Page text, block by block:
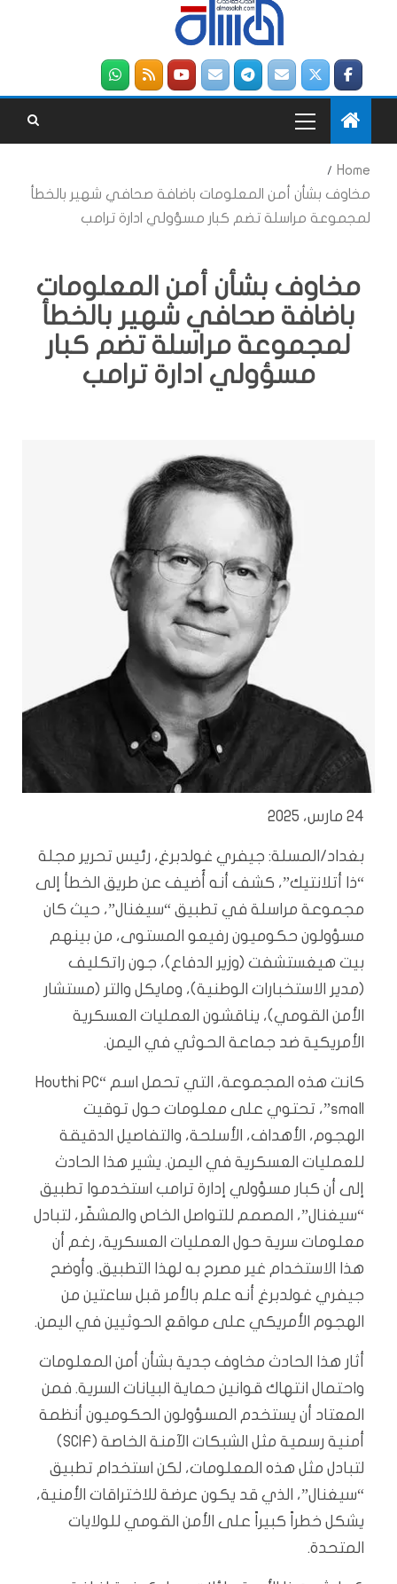
Home
مخاوف بشأن أمن المعلومات باضافة صحافي شهير بالخطأ
لمجموعة مراسلة تضم كبار مسؤولي ادارة ترامب
مخاوف بشأن أمن المعلومات
باضافة صحافي شهير بالخطأ
لمجموعة مراسلة تضم كبار
مسؤولي ادارة ترامب
24 مارس، 2025
بغداد/المسلة: جيفري غولدبرغ، رئيس تحرير مجلة
“ذا أتلانتيك”، كشف أنه أُضيف عن طريق الخطأ إلى
مجموعة مراسلة في تطبيق “سيغنال”، حيث كان
مسؤولون حكوميون رفيعو المستوى، من بينهم
بيت هيغستشفت (وزير الدفاع)، جون راتكليف
(مدير الاستخبارات الوطنية)، ومايكل والتر (مستشار
الأمن القومي)، يناقشون العمليات العسكرية
الأمريكية ضد جماعة الحوثي في اليمن.
كانت هذه المجموعة، التي تحمل اسم “Houthi PC
small”، تحتوي على معلومات حول توقيت
الهجوم، الأهداف، الأسلحة، والتفاصيل الدقيقة
للعمليات العسكرية في اليمن. يشير هذا الحادث
إلى أن كبار مسؤولي إدارة ترامب استخدموا تطبيق
“سيغنال”، المصمم للتواصل الخاص والمشفّر، لتبادل
معلومات سرية حول العمليات العسكرية، رغم أن
هذا الاستخدام غير مصرح به لهذا التطبيق. وأوضح
جيفري غولدبرغ أنه علم بالأمر قبل ساعتين من
الهجوم الأمريكي على مواقع الحوثيين في اليمن.
أثار هذا الحادث مخاوف جدية بشأن أمن المعلومات
واحتمال انتهاك قوانين حماية البيانات السرية. فمن
المعتاد أن يستخدم المسؤولون الحكوميون أنظمة
أمنية رسمية مثل الشبكات الآمنة الخاصة (SCIF)
لتبادل مثل هذه المعلومات، لكن استخدام تطبيق
“سيغنال”، الذي قد يكون عرضة للاختراقات الأمنية،
يشكل خطراً كبيراً على الأمن القومي للولايات
المتحدة.